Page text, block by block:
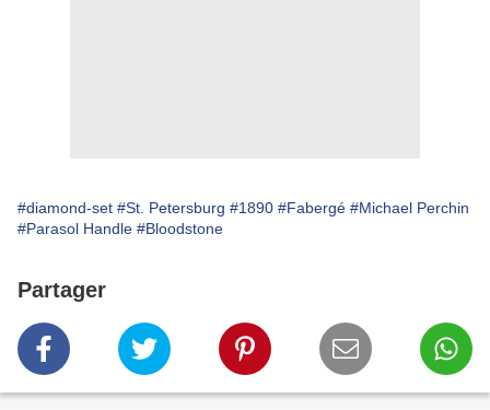
#diamond-set #St. Petersburg #1890 #Fabergé #Michael Perchin
#Parasol Handle #Bloodstone
Partager